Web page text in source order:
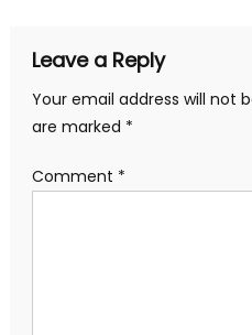
Leave a Reply
Your email address will not
are marked *
Comment *